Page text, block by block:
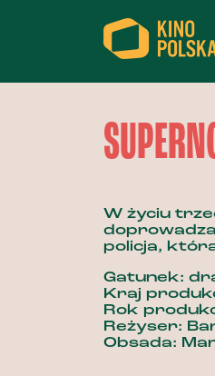
W życiu
policja,
Gatunek:
Kraj
Rok
Reżyser:
Obsada: